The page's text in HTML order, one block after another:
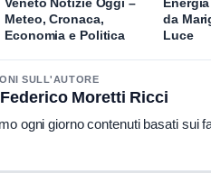
Meteo, Cronaca,
Economia e Politica
da
Luce
SULL'AUTORE
Moretti Ricci
ogni giorno contenuti basati sui